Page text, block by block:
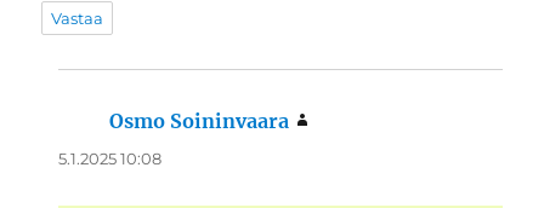
Vastaa
Osmo Soininvaara
5.1.2025 10:08